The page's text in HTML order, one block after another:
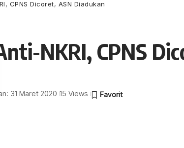
CPNS Dicoret, ASN Diadukan
NKRI, CPNS
31 Maret 2020 15 Views